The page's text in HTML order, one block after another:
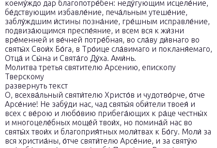
коему́ждо дар благопотре́бен: неду́гующим исцеле́ние,
бе́дствующим избавле́ние, печа́льным утеше́ние,
заблу́ждшим и́стины позна́ние, гре́шным исправле́ние,
подвиза́ющимся преспе́яние, и всем вся к жи́зни
вре́менней и ве́чней потре́бная, во сла́ву ди́внаго во
святы́х Свои́х Бо́га, в Тро́ице сла́вимаго и покланя́емаго,
Отца́ и Сы́на и Свята́го Ду́ха. Ами́нь.
Молитва третья святителю Арсению, епископу
Тверскому
развернуть текст
О, всехва́льный святи́телю Христо́в и чудотво́рче, о́тче
Арсе́ние! Не забу́ди нас, чад святы́я оби́тели твоея́ и
всех с ве́рою и любо́вию прибега́ющих к ра́це честны́х
и многоцеле́бных моще́й твои́х, но помина́й нас во
святы́х твои́х и благоприя́тных моли́твах к Бо́гу. Моли́ за
вся христиа́ны, о́тче святи́телю Арсе́ние, и за святу́ю